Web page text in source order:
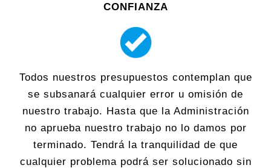
CONFIANZA
Todos nuestros presupuestos contemplan que
se subsanará cualquier error u omisión de
nuestro trabajo. Hasta que la Administración
no aprueba nuestro trabajo no lo damos por
terminado. Tendrá la tranquilidad de que
cualquier problema podrá ser solucionado sin